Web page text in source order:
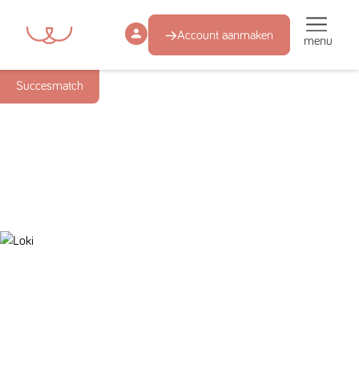
Account aanmaken menu
Succesmatch